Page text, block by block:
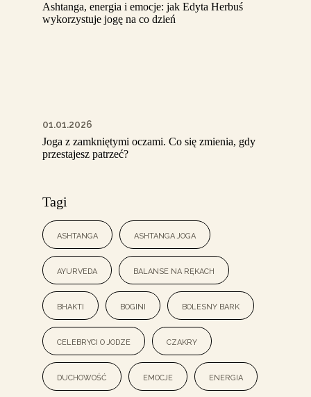
Ashtanga, energia i emocje: jak Edyta Herbuś
wykorzystuje jogę na co dzień
01.01.2026
Joga z zamkniętymi oczami. Co się zmienia, gdy
przestajesz patrzeć?
Tagi
ashtanga ashtanga joga
ayurveda balanse na rękach
bhakti bogini bolesny bark
celebryci o jodze czakry
duchowość emocje energia